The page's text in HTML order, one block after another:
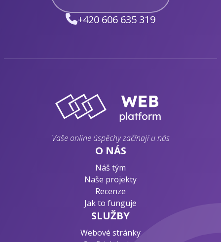
+420 606 635 319
Vaše online úspěchy začínají u nás
O NÁS
Náš tým
Naše projekty
Recenze
Jak to funguje
SLUŽBY
Webové stránky